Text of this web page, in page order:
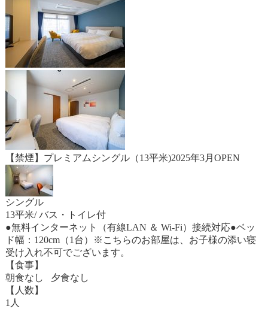
【禁煙】プレミアムシングル（13平米)2025年3月OPEN
シングル
13平米/ バス・トイレ付
●無料インターネット（有線LAN ＆ Wi-Fi）接続対応●ベッ
ド幅：120cm（1台）※こちらのお部屋は、お子様の添い寝
受け入れ不可でございます。
【食事】
朝食なし 夕食なし
【人数】
1人